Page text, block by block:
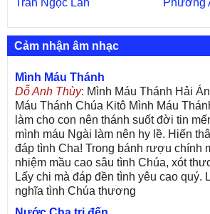
Trần Ngọc Lan Phương
Cảm nhận âm nhạc
Mình Máu Thánh
Dỗ Anh Thùy: Mình Máu Thánh Hải
Máu Thánh Chúa Kitô Mình Máu
làm cho con nên thánh suốt đời tin
mình máu Ngài làm nên hy lề. Hiến
đáp tình Cha! Trong bánh rượu chính
nhiệm mầu cao sâu tình Chúa, xót
Lấy chi mà đáp đền tình yêu cao quý.
nghĩa tình Chúa thương